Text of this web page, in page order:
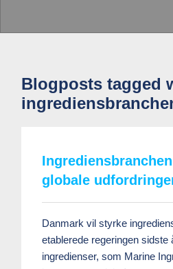
Blogposts tagged
globale
Danmark vil styrke
etablerede regeringen
ingredienser, som Marine